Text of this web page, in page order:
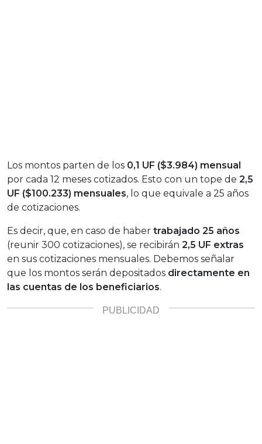
Los montos parten de los 0,1 UF ($3.984) mensual
por cada 12 meses cotizados. Esto con un tope de 2,5
UF ($100.233) mensuales, lo que equivale a 25 años
de cotizaciones.
Es decir, que, en caso de haber trabajado 25 años
(reunir 300 cotizaciones), se recibirán 2,5 UF extras
en sus cotizaciones mensuales. Debemos señalar
que los montos serán depositados directamente en
las cuentas de los beneficiarios.